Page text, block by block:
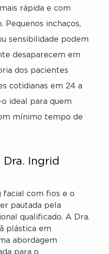
rápida e com
Pequenos inchaços,
sensibilidade podem
desaparecem em
dos pacientes
cotidianas em 24 a
ideal para quem
mínimo tempo de
Ingrid
com fios e o
pautada pela
qualificado. A Dra.
plástica em
abordagem
para o